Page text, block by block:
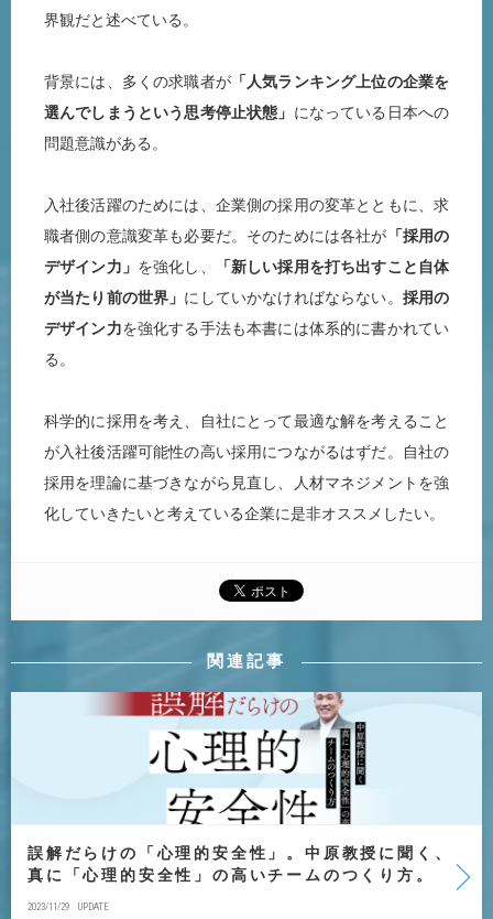
界観だと述べている。
背景には、多くの求職者が「人気ランキング上位の企業を
選んでしまうという思考停止状態」 になっている日本への
問題意識がある。
入社後活躍のためには、企業側の採用の変革とともに、求
職者側の意識変革も必要だ。そのためには各社が 「採用の
デザイン力」 を強化し、
「新しい採用を打ち出すこと自体
が当たり前の世界」 にしていかなければならない。 採用の
デザイン力を強化する手法も本書には体系的に書かれてい
る。
科学的に採用を考え、自社にとって最適な解を考えること
が入社後活躍可能性の高い採用につながるはずだ。自社の
採用を理論に基づきながら見直し、人材マネジメントを強
化していきたいと考えている企業に是非オススメしたい。
関連記事
誤解だらけの「心理的安全性」。中原教授に聞く、
真に「心理的安全性」の高いチームのつくり方。
2023/11/29 UPDATE